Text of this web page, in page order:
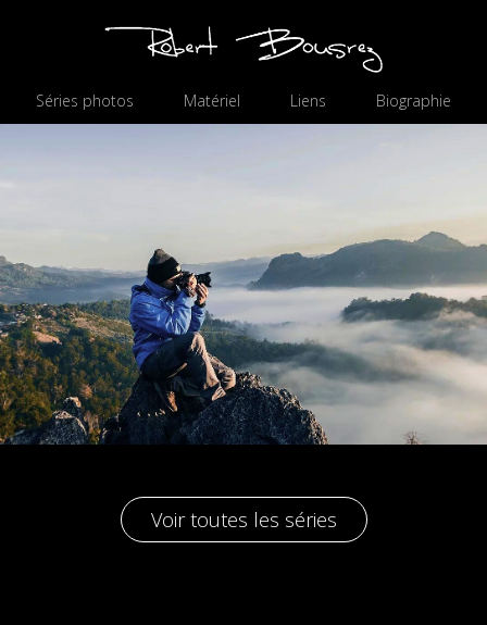
Séries photos Matériel Liens Biographie
Voir toutes les séries